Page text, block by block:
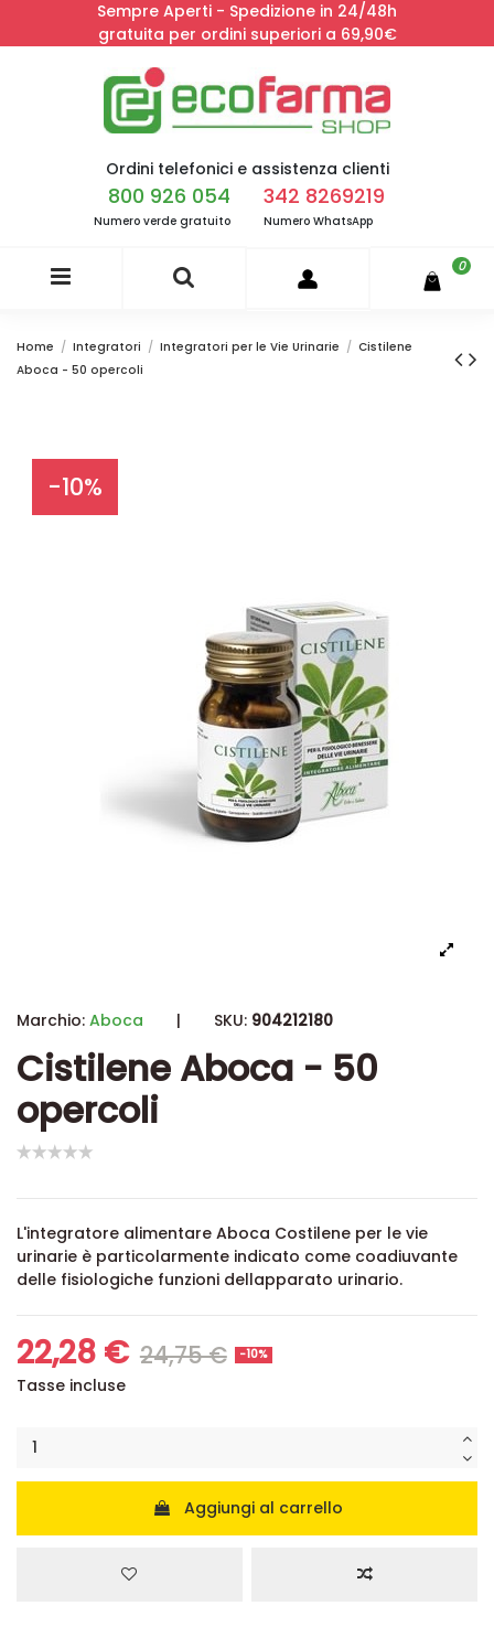
Sempre Aperti - Spedizione in 24/48h
gratuita per ordini superiori a 69,90€
Ordini telefonici e assistenza clienti
800 926 054
Numero verde gratuito
342 8269219
Numero WhatsApp
0
Home Integratori Integratori per le Vie Urinarie
Cistilene
Aboca - 50 opercoli
-10%
Marchio: Aboca | SKU: 904212180
Cistilene Aboca - 50
opercoli
L'integratore alimentare Aboca Costilene per le vie
urinarie è particolarmente indicato come coadiuvante
delle fisiologiche funzioni dellapparato urinario.
22,28 € 24,75 € -10%
Tasse incluse
Aggiungi al carrello